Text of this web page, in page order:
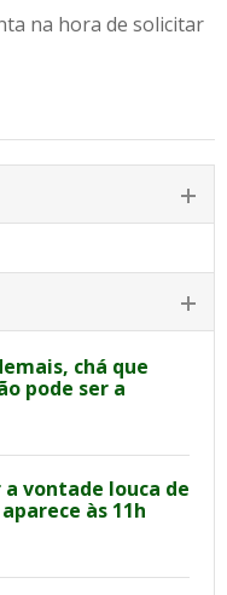
na hora de solicitar
chá que
pode ser a
vontade louca de
às 11h